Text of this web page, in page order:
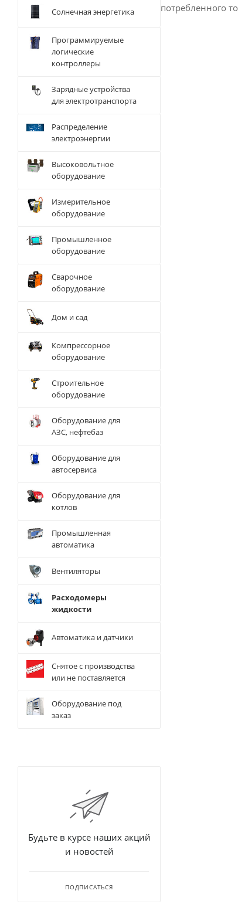
потребленного
Солнечная энергетика
Программируемые
логические
контроллеры
Зарядные устройства
для электротранспорта
Распределение
электроэнергии
Высоковольтное
оборудование
Измерительное
оборудование
Промышленное
оборудование
Сварочное
оборудование
Дом и сад
Компрессорное
оборудование
Строительное
оборудование
Оборудование для
АЗС, нефтебаз
Оборудование для
автосервиса
Оборудование для
котлов
Промышленная
автоматика
Вентиляторы
Расходомеры
жидкости
Автоматика и датчики
Снятое с производства
или не поставляется
Оборудование под
заказ
Будьте в курсе наших акций
и новостей
ПОДПИСАТЬСЯ